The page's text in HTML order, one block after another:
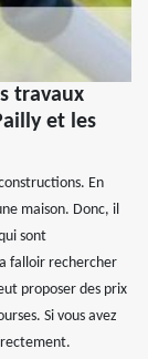
travaux
et les
En
maison. Donc, il
sont
falloir rechercher
proposer des prix
Si vous avez